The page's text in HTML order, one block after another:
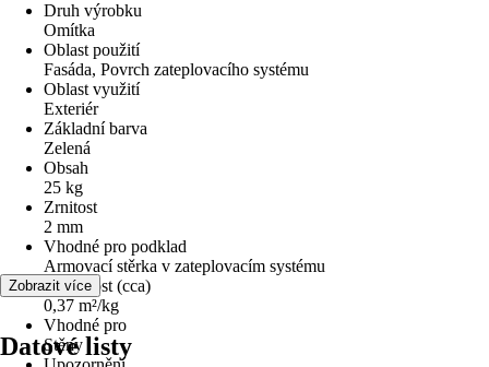
Druh výrobku
Omítka
Oblast použití
Fasáda, Povrch zateplovacího systému
Oblast využití
Exteriér
Základní barva
Zelená
Obsah
25 kg
Zrnitost
2 mm
Vhodné pro podklad
Armovací stěrka v zateplovacím systému
Vydatnost (cca)
0,37 m²/kg
Vhodné pro
Stěny
Zobrazit více
Datové listy